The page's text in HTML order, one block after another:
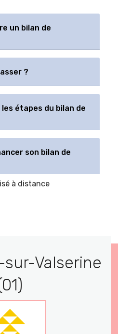
un bilan de
?
étapes du bilan de
son bilan de
à distance
Valserine